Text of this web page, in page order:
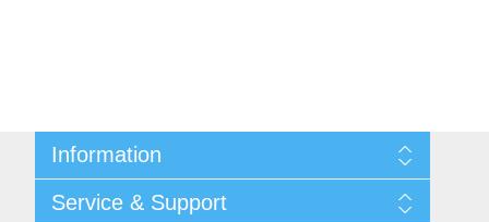
Information
Integritetspolicy
Service & Support